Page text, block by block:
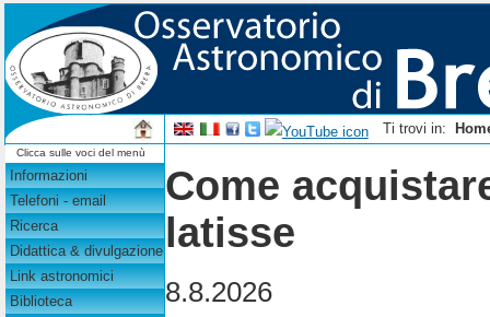
Ti trovi in:
Clicca sulle voci del menù
Informazioni
Telefoni - email
Ricerca
Didattica & divulgazione
Link astronomici
Biblioteca
Come
latisse
8.8.2026